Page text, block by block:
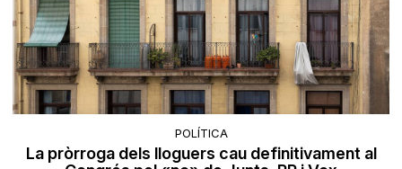
POLÍTICA
La pròrroga dels lloguers cau definitivament al